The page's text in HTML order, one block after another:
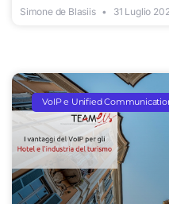
Simone de Blasiis 31 Luglio
VoIP e Unified